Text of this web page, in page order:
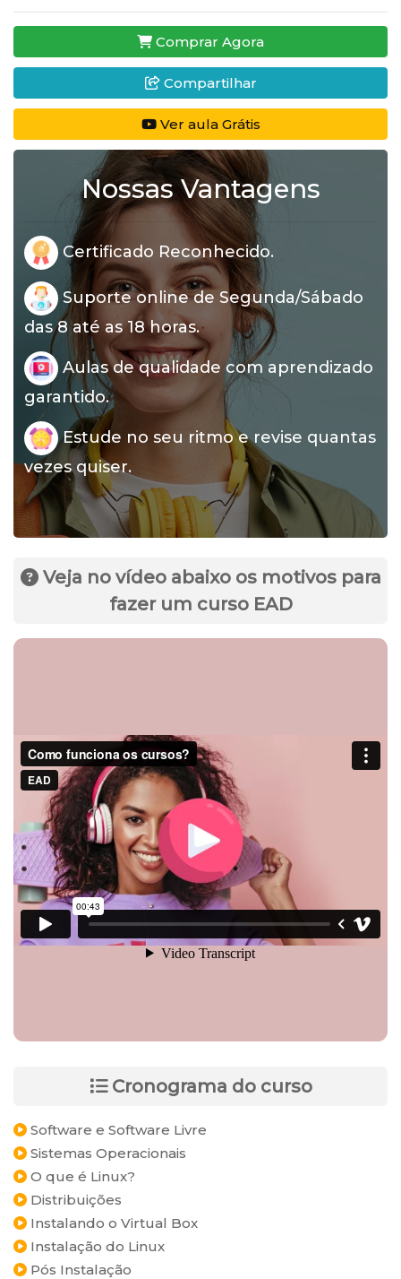
Comprar Agora
Compartilhar
Ver aula Grátis
Nossas Vantagens
Certificado Reconhecido.
Suporte online de Segunda/Sábado
das 8 até as 18 horas.
Aulas de qualidade com aprendizado
garantido.
Estude no seu ritmo e revise quantas
vezes quiser.
Veja no vídeo abaixo os motivos para
fazer um curso EAD
Cronograma do curso
Software e Software Livre
Sistemas Operacionais
O que é Linux?
Distribuições
Instalando o Virtual Box
Instalação do Linux
Pós Instalação